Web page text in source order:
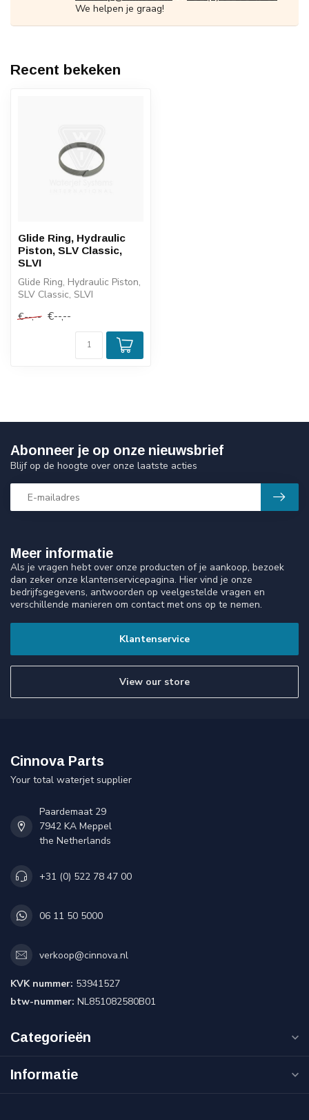
We helpen je graag!
Recent bekeken
Glide Ring, Hydraulic
Piston, SLV Classic,
SLVI
Glide Ring, Hydraulic Piston,
SLV Classic, SLVI
€--,-- €--,--
Meer informatie
Als je vragen hebt over onze producten of je aankoop, bezoek
dan zeker onze klantenservicepagina. Hier vind je onze
bedrijfsgegevens, antwoorden op veelgestelde vragen en
verschillende manieren om contact met ons op te nemen.
Klantenservice
View our store
Abonneer je op onze nieuwsbrief
Blijf op de hoogte over onze laatste acties
Cinnova Parts
Your total waterjet supplier
Paardemaat 29
7942 KA Meppel
the Netherlands
+31 (0) 522 78 47 00
06 11 50 5000
verkoop@cinnova.nl
KVK nummer: 53941527
btw-nummer: NL851082580B01
Categorieën
Informatie